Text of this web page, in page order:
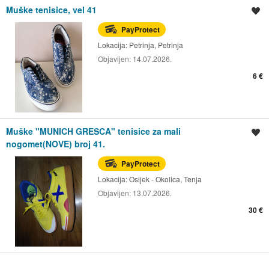
Muške tenisice, vel 41
PayProtect
Lokacija: Petrinja, Petrinja
Objavljen: 14.07.2026.
6 €
Muške "MUNICH GRESCA" tenisice za mali
nogomet(NOVE) broj 41.
PayProtect
Lokacija:Osijek - Okolica, Tenja
Objavljen: 13.07.2026.
30 €